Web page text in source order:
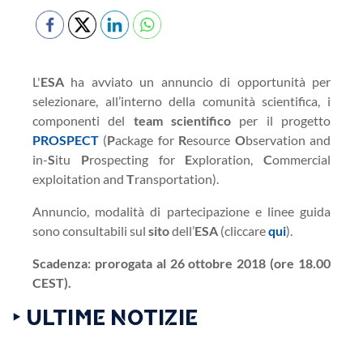
L'ESA ha avviato un annuncio di opportunità per
selezionare, all’interno della comunità scientifica, i
componenti del team scientifico per il progetto
PROSPECT (Package for Resource Observation and
in-Situ Prospecting for Exploration, Commercial
exploitation and Transportation).
Annuncio, modalità di partecipazione e linee guida
sono consultabili sul sitodell’ESA (cliccarequi).
Scadenza: prorogata al 26 ottobre 2018 (ore 18.00
CEST).
‣ ULTIME NOTIZIE